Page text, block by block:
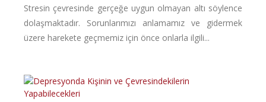
Stresin çevresinde gerçeğe uygun olmayan altı söylence
dolaşmaktadır. Sorunlarımızı anlamamız ve gidermek
üzere harekete geçmemiz için önce onlarla ilgili...